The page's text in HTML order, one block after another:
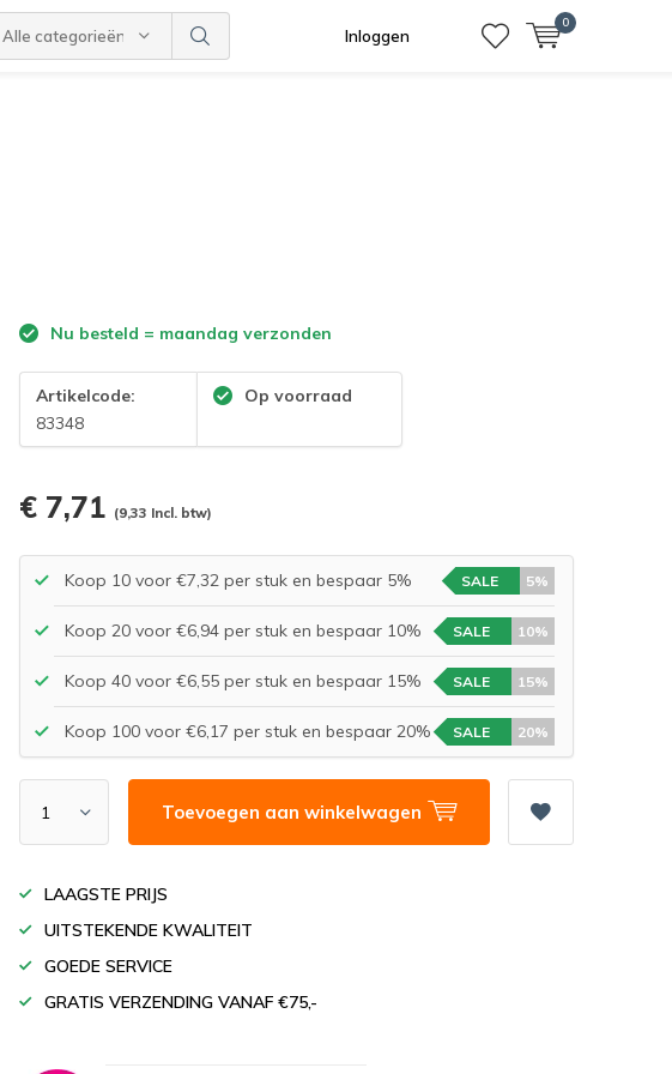
Alle categorieën Inloggen
0
Nu besteld = maandag verzonden
Artikelcode:
83348
Op voorraad
€ 7,71 (9,33 Incl. btw)
Koop 10 voor €7,32 per stuk en bespaar 5% SALE 5%
Koop 20 voor €6,94 per stuk en bespaar 10% SALE 10%
Koop 40 voor €6,55 per stuk en bespaar 15% SALE 15%
Koop 100 voor €6,17 per stuk en bespaar 20% SALE 20%
Toevoegen aan winkelwagen
LAAGSTE PRIJS
UITSTEKENDE KWALITEIT
GOEDE SERVICE
GRATIS VERZENDING VANAF €75,-